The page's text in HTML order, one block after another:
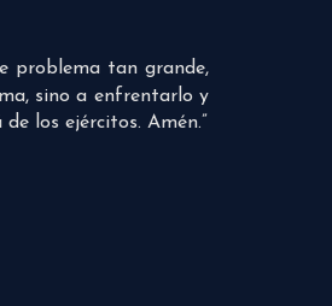
problema tan grande,
sino a enfrentarlo y
los ejércitos. Amén.”